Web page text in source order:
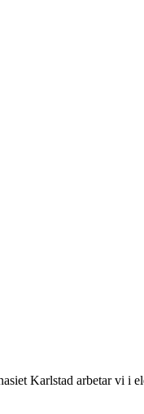
Karlstad arbetar vi i